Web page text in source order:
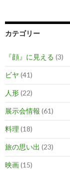
カテゴリー
『顔』に見える (3)
ビヤ (41)
人形(22)
展示会情報 (61)
料理 (18)
旅の思い出 (23)
映画(15)